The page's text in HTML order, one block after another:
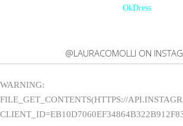
OkDress
@LAURACOMOLLI ON
WARNING:
FILE_GET_CONTENTS(HTTPS://